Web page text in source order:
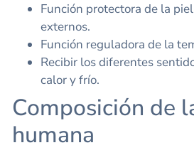
Función protectora de la
externos.
Función reguladora de la
Recibir los diferentes
calor y frío.
Composición de
humana